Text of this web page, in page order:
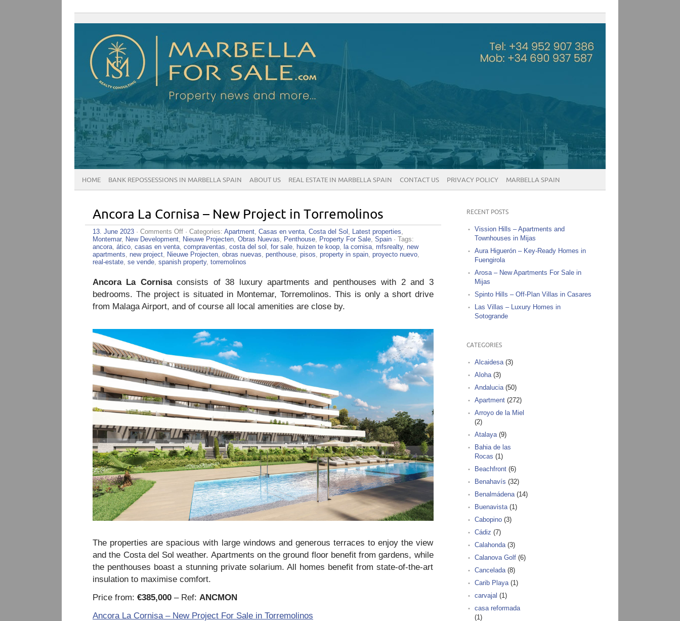
HOME BANK REPOSSESSIONS IN MARBELLA SPAIN ABOUT US REAL ESTATE IN MARBELLA SPAIN CONTACT US PRIVACY POLICY MARBELLA SPAIN
Ancora La Cornisa – New Project in Torremolinos
13. June 2023 · Comments Offon
Ancora
La
Cornisa
–
in
Torremolinos
· Categories: Apartment, Casas en venta, Costa del Sol , Latest properties,
Montemar, New Development, Nieuwe Projecten, Obras Nuevas, Penthouse, Property For Sale, Spain · Tags:
ancora, ático, casas en venta, compraventas, costa del sol , for sale, huizen te koop, la cornisa, mfsrealty, new
apartments, new project, Nieuwe Projecten, obras nuevas, penthouse, pisos, property in spain, proyecto nuevo,
real-estate, se vende, spanish property, torremolinos
Ancora La Cornisaconsists of 38 luxury apartments and penthouses with 2 and 3
bedrooms. The project is situated in Montemar, Torremolinos. This is only a short drive
from Malaga Airport, and of course all local amenities are close by.
The properties are spacious with large windows and generous terraces to enjoy the view
and the Costa del Sol weather. Apartments on the ground floor benefit from gardens, while
the penthouses boast a stunning private solarium. All homes benefit from state-of-the-art
insulation to maximise comfort.
Price from: €385,000 – Ref: ANCMON
Ancora La Cornisa – New Project For Sale in Torremolinos
RECENT POSTS
Vission Hills – Apartments and
Townhouses in Mijas
Aura Higuerón – Key-Ready Homes in
Fuengirola
Arosa – New Apartments For Sale in
Mijas
Spinto Hills – Off-Plan Villas in Casares
Las Villas – Luxury Homes in
Sotogrande
CATEGORIES
Alcaidesa(3)
Aloha(3)
Andalucia(50)
Apartment(272)
Arroyo de la Miel
(2)
Atalaya(9)
Bahia de las
Rocas (1)
Beachfront(6)
Benahavís (32)
Benalmádena(14)
Buenavista(1)
Cabopino(3)
Cádiz (7)
Calahonda(3)
Calanova Golf(6)
Cancelada(8)
Carib Playa(1)
carvajal (1)
casa reformada
(1)